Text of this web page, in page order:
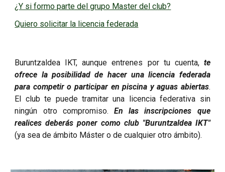
¿Y si formo parte del grupo Master del club?
Quiero solicitar la licencia federada
Buruntzaldea IKT, aunque entrenes por tu cuenta, te
ofrece la posibilidad de hacer una licencia federada
para competir o participar en piscina y aguas abiertas.
El club te puede tramitar una licencia federativa sin
ningún otro compromiso. En las inscripciones que
realices deberás poner como club "Buruntzaldea IKT"
(ya sea de ámbito Máster o de cualquier otro ámbito).